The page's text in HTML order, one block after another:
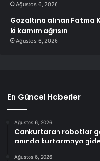
Ağustos 6, 2026
Gözaltına alınan Fatma
ki karnım ağrısın
Ağustos 6, 2026
En Güncel Haberler
Ağustos 6, 2026
Cankurtaran robotlar
anında kurtarmaya
Ağustos 6, 2026